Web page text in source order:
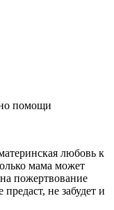
помощи
любовь к
мама может
пожертвование
не забудет и